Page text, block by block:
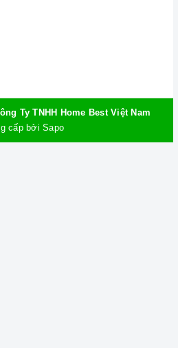
Ty TNHH Home Best Việt Nam
cấp bởiSapo